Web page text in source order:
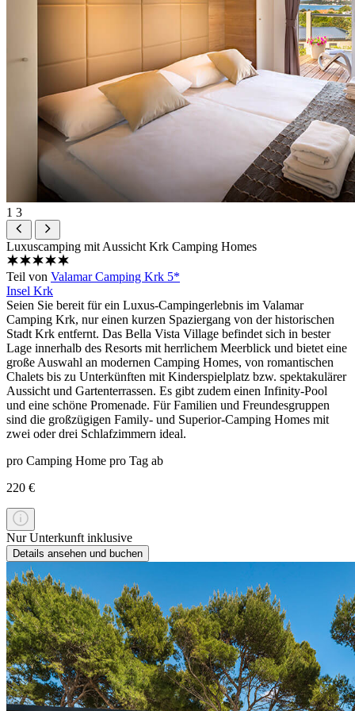
1 3
Luxuscamping mit Aussicht Krk Camping Homes
Teil von Valamar Camping Krk 5*
Insel Krk
Seien Sie bereit für ein Luxus-Campingerlebnis im Valamar
Camping Krk, nur einen kurzen Spaziergang von der historischen
Stadt Krk entfernt. Das Bella Vista Village befindet sich in bester
Lage innerhalb des Resorts mit herrlichem Meerblick und bietet eine
große Auswahl an modernen Camping Homes, von romantischen
Chalets bis zu Unterkünften mit Kinderspielplatz bzw. spektakulärer
Aussicht und Gartenterrassen. Es gibt zudem einen Infinity-Pool
und eine schöne Promenade. Für Familien und Freundesgruppen
sind die großzügigen Family- und Superior-Camping Homes mit
zwei oder drei Schlafzimmern ideal.
pro Camping Home pro Tag ab
220 €
Nur Unterkunft inklusive
Details ansehen und buchen